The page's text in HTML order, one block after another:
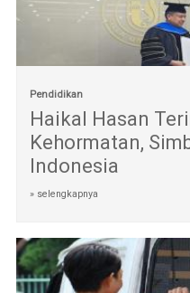
Pendidikan
Haikal Hasan
Kehormatan,
Indonesia
» selengkapnya